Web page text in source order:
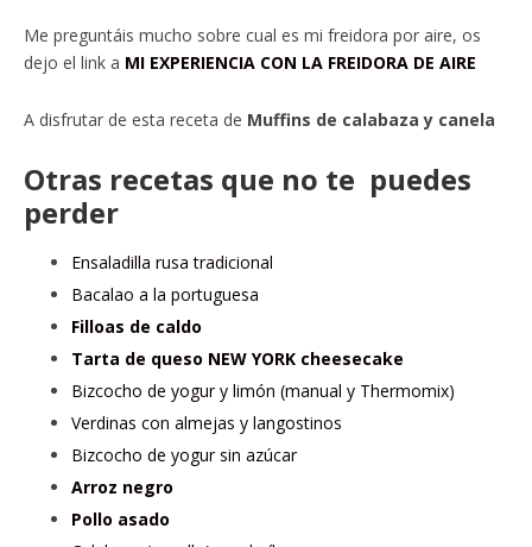
Me preguntáis mucho sobre cual es mi freidora por aire, os
dejo el link a MI EXPERIENCIA CON LA FREIDORA DE AIRE
A disfrutar de esta receta de Muffins de calabaza y canela
Otras recetas que no te puedes
perder
Ensaladilla rusa tradicional
Bacalao a la portuguesa
Filloas de caldo
Tarta de queso NEW YORK cheesecake
Bizcocho de yogur y limón (manual y Thermomix)
Verdinas con almejas y langostinos
Bizcocho de yogur sin azúcar
Arroz negro
Pollo asado